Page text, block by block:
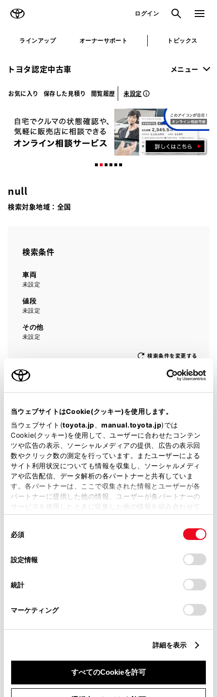
当ウェブサイトはCookie(クッキー)を使用します。
当ウェブサイト(toyota.jp manual.toyota.jp)では
Cookie(クッキー)を使用して、ユーザーに合わせたコンテン
ツや広告の表示、ソーシャルメディアの提供、広告の表示回
数やクリック数の測定を行っています。またユーザーによる
サイト利用状況についても情報を収集し、ソーシャルメディ
アや広告配信、データ解析の各パートナーと共有していま
す。各パートナーは、ここで収集された情報とユーザーが各
パートナーに提供した他の情報、ユーザーが各パートナーの
サービスを使用したときに収集した他の情報を組み合わせて
使用することがあります。当ウェブサイトの使用を続行する
デバイスにすべてのCookie(クッキー)が保存されることに同
意したことになります。Cookie(クッキー)のオプトアウト、
設定の変更、同意を撤回したりするにあたっては、当社の
「Cookie（クッキー）情報の取り扱いについて
」をご覧くだ
必須
設定情報
統計
マーケティング
詳細を表示
すべてのCookieを許可
ログイン 検索 メニュ
ラインアップ オーナーサポート トピックス
トヨタ認定中古車 メニュー
お気に入り 保存した見積り 閲覧履歴 未設定
null
検索対象地域： 全国
検索条件
車両
未設定
値段
未設定
その他
未設定
検索条件を変更する
0台
アイコンについて
認定中古車
トヨタ認定中古車
トヨタ認定中古車ライト
オンライン購入できる中古車のみ表示
条件に該当する物件は見つかりませんでした。検索条件を変更
地域・都道府県から探す